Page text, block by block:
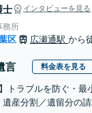
士 インタビューを見る
務所
区 広瀬通駅 から
言 料金表を見る
】トラブルを防ぐ・
産分割／遺留分の